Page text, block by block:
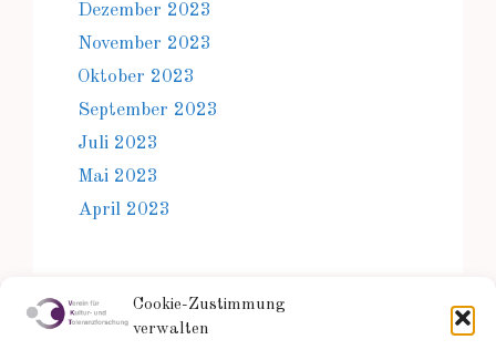
Cookie-Zustimmung
verwalten
Dezember 2023
November 2023
Oktober 2023
September 2023
Juli 2023
Mai 2023
April 2023